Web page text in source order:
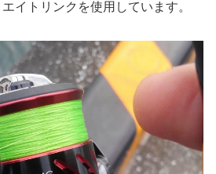
イトリンクを使用しています。